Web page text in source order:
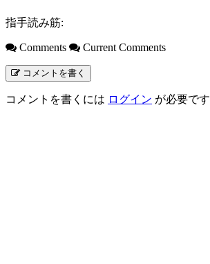
指手読み筋:
Comments Current Comments
コメントを書く
コメントを書くには ログイン が必要です